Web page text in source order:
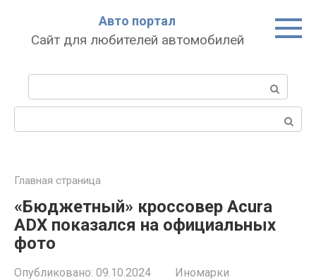
Авто портал
Сайт для любителей автомобилей
Главная страница
«Бюджетный» кроссовер Acura
ADX показался на официальных
фото
Опубликовано: 09.10.2024 Иномарки